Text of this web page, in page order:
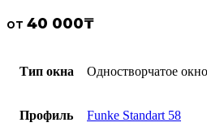
от 40 000₸
Тип окна Одностворчатое окно
Профиль Funke Standart 58